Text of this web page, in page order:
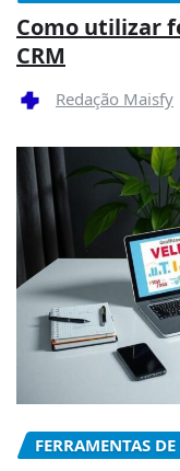
Como utilizar
CRM
Redação Maisfy
FERRAMENTAS